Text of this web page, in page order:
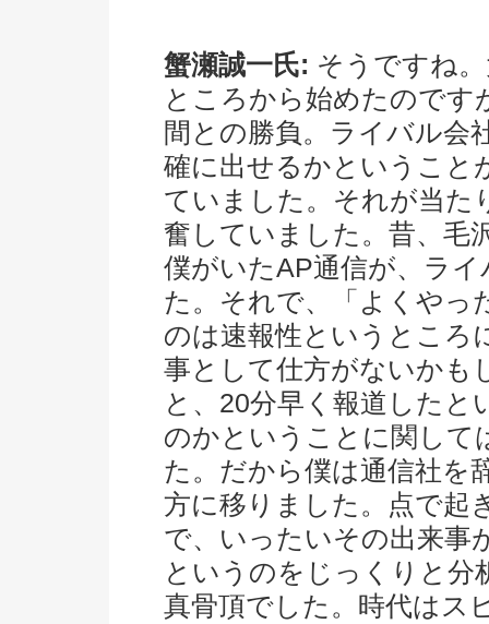
蟹瀬誠一氏: そうですね
ところから始めたのです
間との勝負。ライバル会
確に出せるかということ
ていました。それが当た
奮していました。昔、毛
僕がいたAP通信が、ラ
た。それで、「よくやっ
のは速報性というところ
事として仕方がないかも
と、20分早く報道した
のかということに関して
た。だから僕は通信社を
方に移りました。点で起
で、いったいその出来事
というのをじっくりと分
真骨頂でした。時代はス